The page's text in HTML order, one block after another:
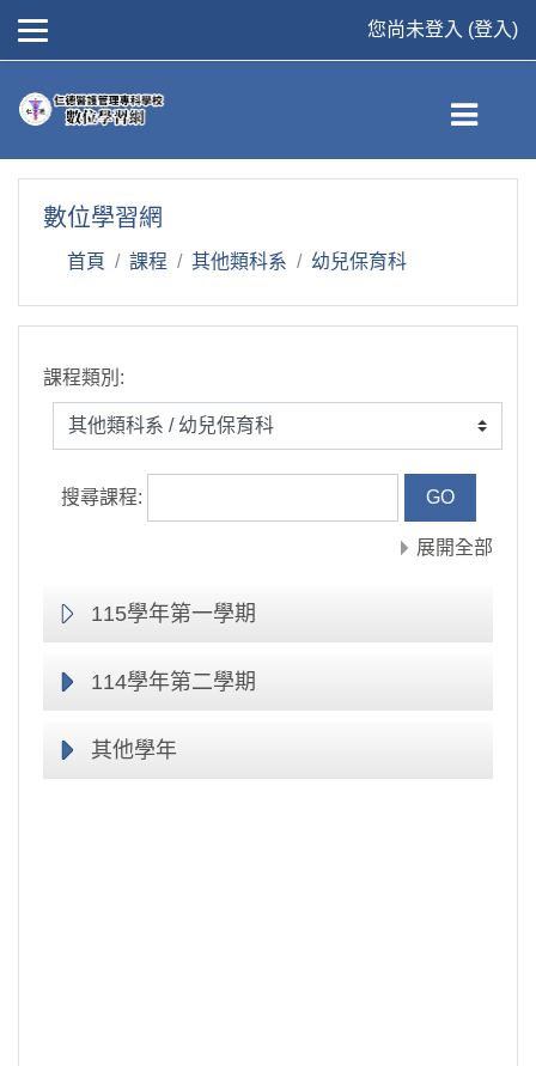
您尚未登入 (登入)
數位學習網
首頁 課程 其他類科系 幼兒保育科
課程類別:
搜尋課程:
展開全部
115學年第一學期
114學年第二學期
其他學年